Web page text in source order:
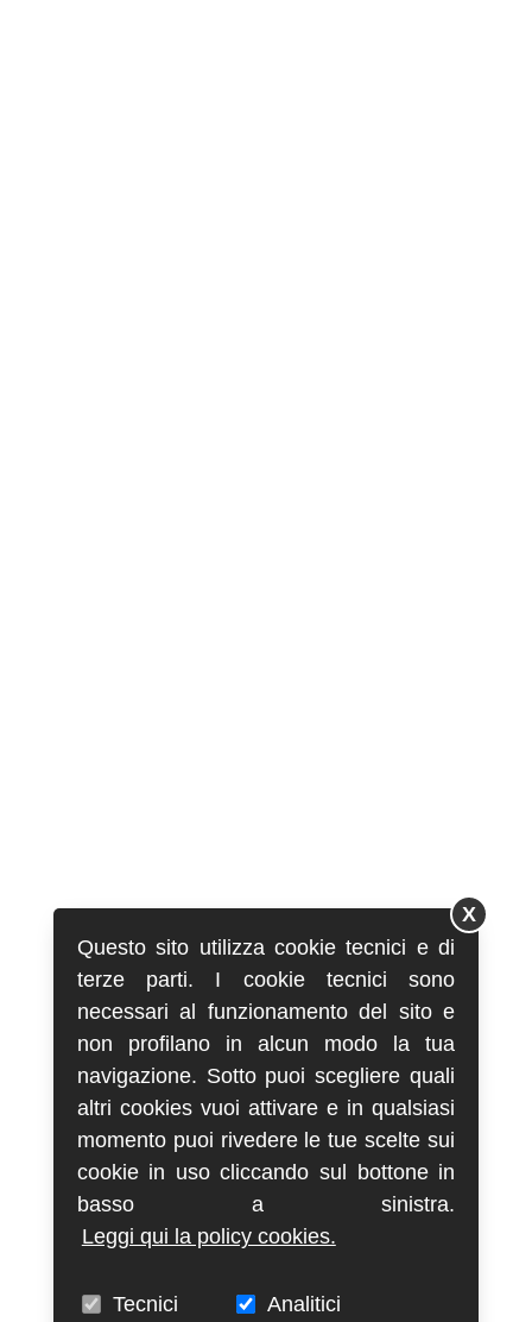
Questo sito utilizza cookie tecnici e di
terze parti. I cookie tecnici sono
necessari al funzionamento del sito e
non profilano in alcun modo la tua
navigazione. Sotto puoi scegliere quali
altri cookies vuoi attivare e in qualsiasi
momento puoi rivedere le tue scelte sui
cookie in uso cliccando sul bottone in
basso a sinistra.
Leggi qui la policy cookies.
Tecnici Analitici
X